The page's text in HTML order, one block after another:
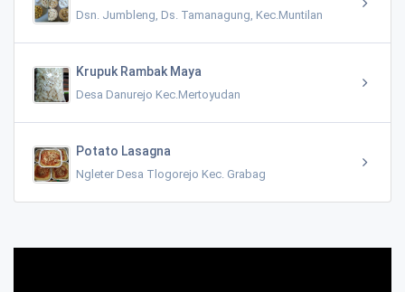
Dsn. Jumbleng, Ds. Tamanagung, Kec.Muntilan
Krupuk Rambak Maya
Desa Danurejo Kec.Mertoyudan
Potato Lasagna
Ngleter Desa Tlogorejo Kec. Grabag